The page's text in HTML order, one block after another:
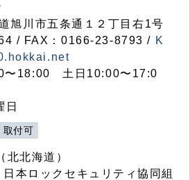
川市五条通１２丁目右1号
/ FAX：0166-23-8793 / K
〜18:00 土日10:00〜17:0
日
取付可
北北海道）
本ロックセキュリティ協同組